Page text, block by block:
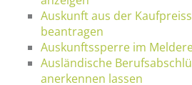
Auskunft aus der
beantragen
Auskunftssperre im
Ausländische
anerkennen lassen